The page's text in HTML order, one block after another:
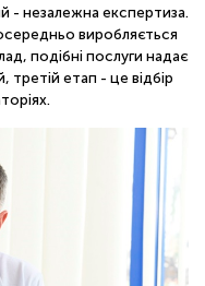
- незалежна експертиза.
виробляється
подібні послуги надає
третій етап - це відбір